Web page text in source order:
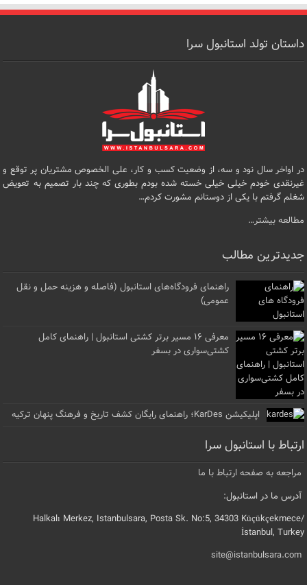
داستان تولد استانبول سرا
در اواخر سال نود و سه، از وضعیت کسب و کار، علی الخصوص مشتریان پر توقع و
غیرنقدی خودم خیلی خیلی خسته شده بودم بطوری که چند بار تصمیم به تعویض
شغلم گرفتم با یکی از دوستانم مشورت کردم…
مطالعه بیشتر…
جدیدترین مطالب
راهنمای فرودگاه‌های استانبول (فاصله و هزینه حمل و نقل
عمومی)
معرفی ۱۶ مسیر برتر کشتی استانبول | راهنمای کامل
کشتی‌سواری در بسفر
اپلیکیشن KarDes؛ راهنمای رایگان کشف تاریخ و فرهنگ پنهان ترکیه
ارتباط با استانبول سرا
مراجعه به صفحه ارتباط با ما
آدرس ما در استانبول:
Halkalı Merkez, Istanbulsara, Posta Sk. No:5, 34303 Küçükçekmece/
İstanbul, Turkey
site@istanbulsara.com